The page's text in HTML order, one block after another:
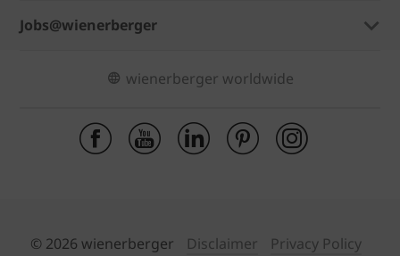
Jobs@wienerberger
wienerberger worldwide
© 2026 wienerberger Disclaimer Privacy Policy